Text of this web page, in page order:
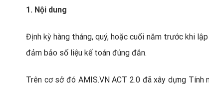
1. Nội dung
Định kỳ hàng tháng, quý, hoặc cuối năm trước khi
đảm bảo số liệu kế toán đúng đắn.
Trên cơ sở đó AMIS.VN ACT 2.0 đã xây dựng Tính